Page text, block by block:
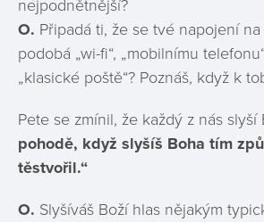
nejpodnětnější?
O. Připadá ti, že se tvé napojení
podobá „wi-fi“, „mobilnímu
„klasické poště“? Poznáš, když k
Pete se zmínil, že každý z nás slyší
pohodě, když slyšíš Boha tím
těstvořil.“
O. Slyšíváš Boží hlas nějakým